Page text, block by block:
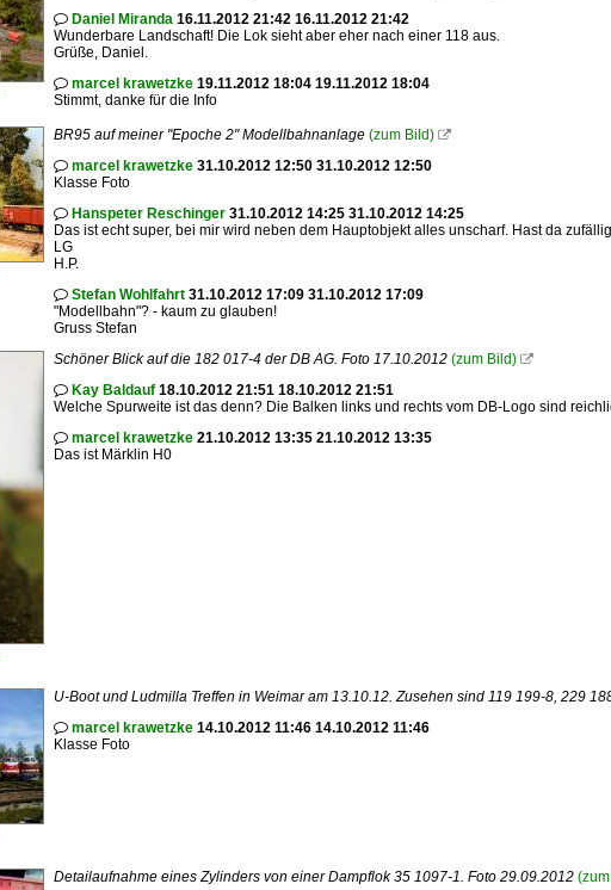
 Daniel Miranda 16.11.2012 21:42 16.11.2012 21:42
Wunderbare Landschaft! Die Lok sieht aber eher nach einer 118 aus.
Grüße, Daniel.
 marcel krawetzke 19.11.2012 18:04 19.11.2012 18:04
Stimmt, danke für die Info
BR95 auf meiner "Epoche 2" Modellbahnanlage (zum Bild) 
 marcel krawetzke 31.10.2012 12:50 31.10.2012 12:50
Klasse Foto
 Hanspeter Reschinger 31.10.2012 14:25 31.10.2012 14:25
Das ist echt super, bei mir wird neben dem Hauptobjekt alles unscharf. Hast da
LG
H.P.
 Stefan Wohlfahrt 31.10.2012 17:09 31.10.2012 17:09
"Modellbahn"? - kaum zu glauben!
Gruss Stefan
Schöner Blick auf die 182 017-4 der DB AG. Foto 17.10.2012 (zum Bild) 
 Kay Baldauf 18.10.2012 21:51 18.10.2012 21:51
Welche Spurweite ist das denn? Die Balken links und rechts vom DB-Logo sind
 marcel krawetzke 21.10.2012 13:35 21.10.2012 13:35
Das ist Märklin H0
U-Boot und Ludmilla Treffen in Weimar am 13.10.12. Zusehen sind 119 199-8, 229
 marcel krawetzke 14.10.2012 11:46 14.10.2012 11:46
Klasse Foto
Detailaufnahme eines Zylinders von einer Dampflok 35 1097-1. Foto 29.09.2012